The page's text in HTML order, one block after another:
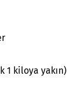
1 kiloya yakın)